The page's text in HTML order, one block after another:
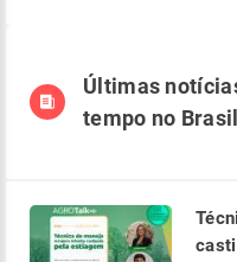
Últimas
tempo no Brasil